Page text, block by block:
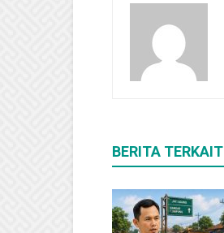
BERITA TERKAIT